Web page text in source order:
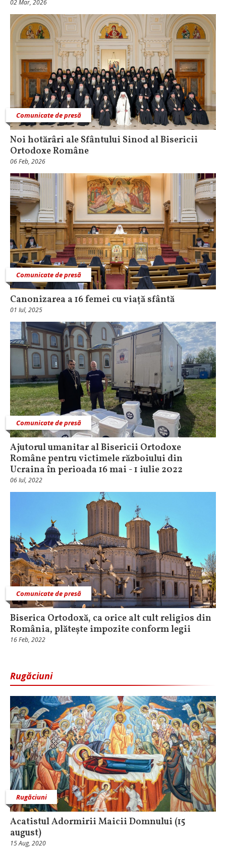
02 Mar, 2026
Comunicate de presă
Noi hotărâri ale Sfântului Sinod al Bisericii
Ortodoxe Române
06 Feb, 2026
Comunicate de presă
Canonizarea a 16 femei cu viață sfântă
01 Iul, 2025
Comunicate de presă
Ajutorul umanitar al Bisericii Ortodoxe
Române pentru victimele războiului din
Ucraina în perioada 16 mai - 1 iulie 2022
06 Iul, 2022
Comunicate de presă
Biserica Ortodoxă, ca orice alt cult religios din
România, plătește impozite conform legii
16 Feb, 2022
Rugăciuni
Rugăciuni
Acatistul Adormirii Maicii Domnului (15
august)
15 Aug, 2020